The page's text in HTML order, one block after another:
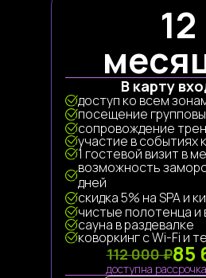
12
В карту
доступ ко всем
посещение
сопровождение
участие в событиях
1 гостевой визит в
возможность
дней
скидка 5% на SPA и
чистые полотенца и
сауна в раздевалке
коворкинг с Wi-Fi и
112 000 ₽85
доступна